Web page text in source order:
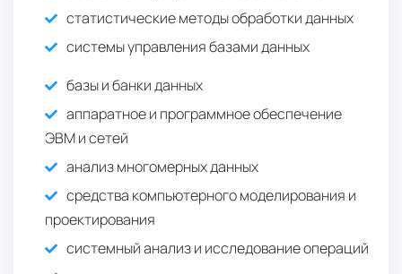
статистические методы обработки данных
системы управления базами данных
базы и банки данных
аппаратное и программное обеспечение
ЭВМ и сетей
анализ многомерных данных
средства компьютерного моделирования и
проектирования
системный анализ и исследование операций